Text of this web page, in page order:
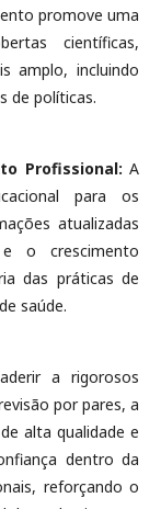
promove uma
científicas,
amplo, incluindo
de políticas.
Profissional: A
para os
atualizadas
o crescimento
das práticas de
saúde.
a rigorosos
por pares, a
alta qualidade e
dentro da
reforçando o